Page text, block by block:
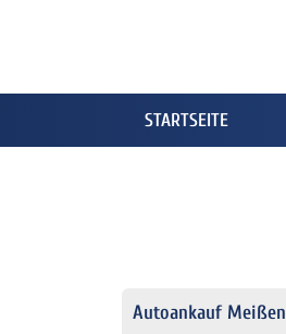
STARTSEITE
Autoankauf Meißen